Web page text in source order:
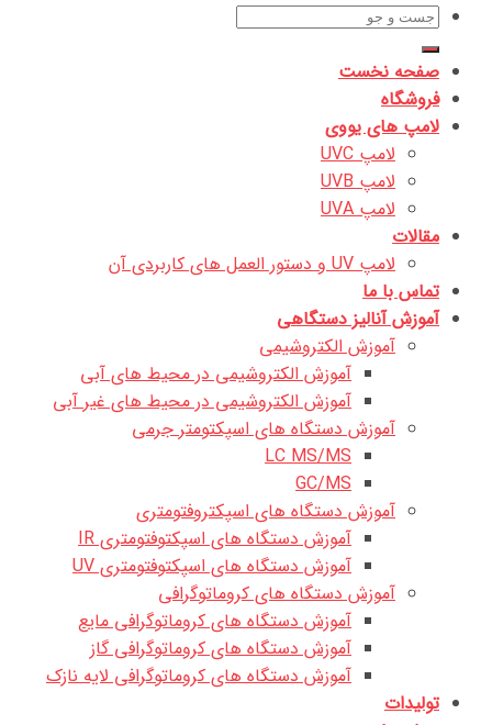
جستجو
برای:
صفحه نخست
فروشگاه
لامپ های یووی
لامپ UVC
لامپ UVB
لامپ UVA
مقالات
لامپ UV و دستور العمل های کاربردی آن
تماس با ما
آموزش آنالیز دستگاهی
آموزش الکتروشیمی
آموزش الکتروشیمی در محیط های آبی
آموزش الکتروشیمی در محیط های غیر آبی
آموزش دستگاه های اسپکتومتر جرمی
LC MS/MS
GC/MS
آموزش دستگاه های اسپکتروفتومتری
آموزش دستگاه های اسپکتوفتومتری IR
آموزش دستگاه های اسپکتوفتومتری UV
آموزش دستگاه های کروماتوگرافی
آموزش دستگاه های کروماتوگرافی مایع
آموزش دستگاه های کروماتوگرافی گاز
آموزش دستگاه های کروماتوگرافی لایه نازک
تولیدات